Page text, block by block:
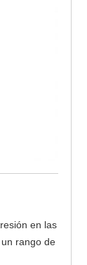
en las
rango de